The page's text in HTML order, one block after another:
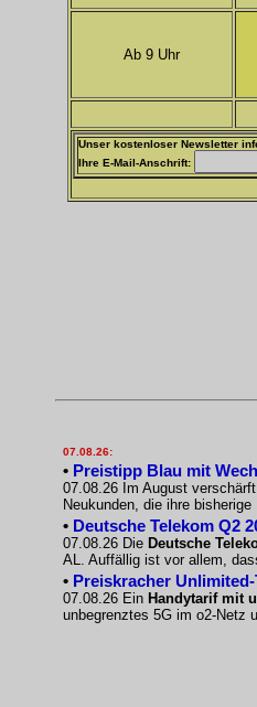
Ab 9 Uhr
Unser kostenloser Newsletter
Ihre E-Mail-Anschrift:
07.08.26:
• Preistipp Blau mit
07.08.26 Im August
Neukunden, die ihre
• Deutsche Telekom Q2
07.08.26 Die Deutsche
AL. Auffällig ist vor allem,
• Preiskracher
07.08.26 Ein Handytarif mit
unbegrenztes 5G im o2-Netz